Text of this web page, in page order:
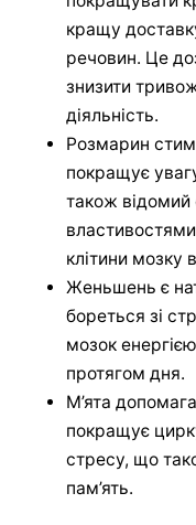
кращу
речовин. Це
знизити
діяльність.
Розмарин
покращує
також відомий
клітини мозку
Женьшень є
бореться зі
мозок
протягом дня.
М’ята
покращує
стресу, що
пам’ять.